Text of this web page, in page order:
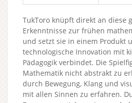
TukToro knüpft direkt an diese
Erkenntnisse zur frühen
und setzt sie in einem Produkt
technologische Innovation mit
Pädagogik verbindet. Die
Mathematik nicht abstrakt zu
durch Bewegung, Klang und
mit allen Sinnen zu erfahren.